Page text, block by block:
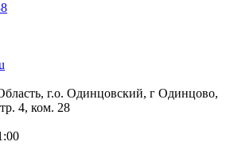
г.о. Одинцовский, г Одинцово,
4, ком. 28